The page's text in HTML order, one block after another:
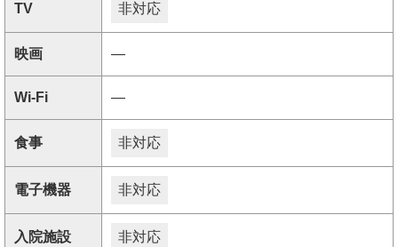
TV 非対応
映画 ―
Wi-Fi ―
食事 非対応
電子機器 非対応
入院施設 非対応